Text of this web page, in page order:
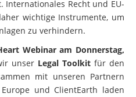
Recht und EU-
wichtige Instrumente, um
zu verhindern.
Webinar am Donnerstag,
unser Legal Toolkit für den
mit unseren Partnern
und ClientEarth laden